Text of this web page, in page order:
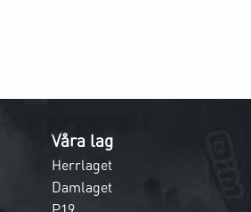
Våra lag
Herrlaget
Damlaget